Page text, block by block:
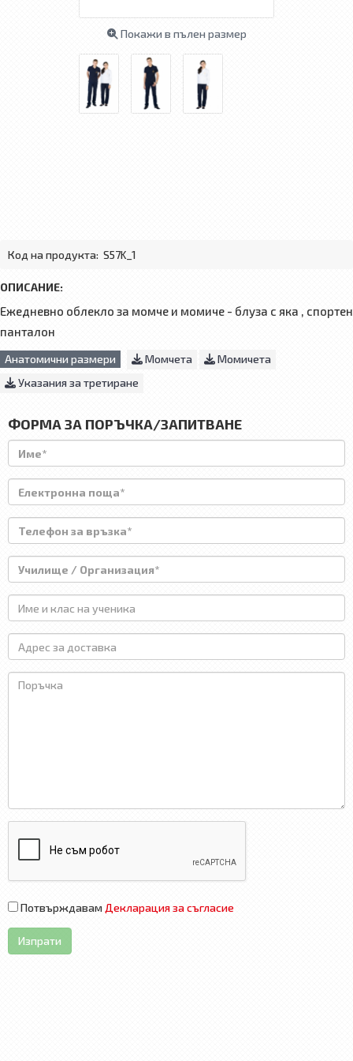
Покажи в пълен размер
Код на продукта: S57K_1
ОПИСАНИЕ:
Ежедневно облекло за момче и момиче - блуза с яка , спортен
панталон
Анатомични размери Момчета
Момичета
Указания за третиране
ФОРМА ЗА ПОРЪЧКА/ЗАПИТВАНЕ
Потвърждавам Декларация за съгласие
Изпрати